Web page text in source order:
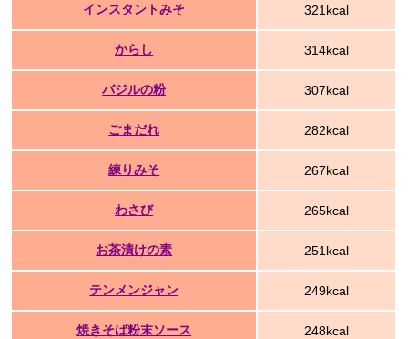
インスタントみそ 321kcal
からし 314kcal
バジルの粉 307kcal
ごまだれ 282kcal
練りみそ 267kcal
わさび 265kcal
お茶漬けの素 251kcal
テンメンジャン 249kcal
焼きそば粉末ソース 248kcal